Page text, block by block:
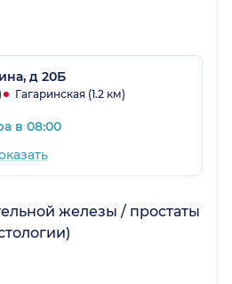
д 20Б
Гагаринская (1.2 км)
в 08:00
железы / простаты